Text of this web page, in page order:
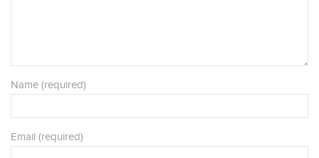
Name (required)
Email (required)